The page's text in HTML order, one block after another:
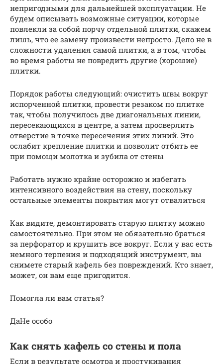
непригодными для дальнейшей эксплуатации. Не
будем описывать возможные ситуации, которые
повлекли за собой порчу отдельной плитки, скажем
лишь, что ее замену произвести непросто. Дело не в
сложности удаления самой плитки, а в том, чтобы
во время работы не повредить другие (хорошие)
плитки.
Порядок работы следующий: очистить швы вокруг
испорченной плитки, провести резаком по плитке
так, чтобы получилось две диагональных линии,
пересекающихся в центре, а затем просверлить
отверстие в точке пересечения этих линий. Это
ослабит крепление плитки и позволит отбить ее
при помощи молотка и зубила от стены
Работать нужно крайне осторожно и избегать
интенсивного воздействия на стену, поскольку
остальные элементы покрытия могут отвалиться
Как видите, демонтировать старую плитку можно
самостоятельно. При этом не обязательно браться
за перфоратор и крушить все вокруг. Если у вас есть
немного терпения и подходящий инструмент, вы
снимете старый кафель без повреждений. Кто знает,
может, он вам еще пригодится.
Помогла ли вам статья?
ДаНе особо
Как снять кафель со стены и пола
Если в результате осмотра и простукивания